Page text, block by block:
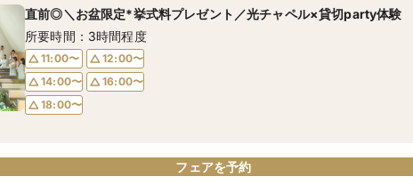
9:00〜
14:30〜
18:00〜
9:00〜
14:30〜
18:00〜
10:00〜
15:00〜
18:30〜
9:00〜
14:30〜
18:00〜
10:00〜 15:00〜
直前◎＼お盆限定*挙式料プレゼント／光チャペル×貸切party体験
所要時間：3時間程度
11:00〜
12:00〜
14:00〜
16:00〜
18:00〜
フェアを予約